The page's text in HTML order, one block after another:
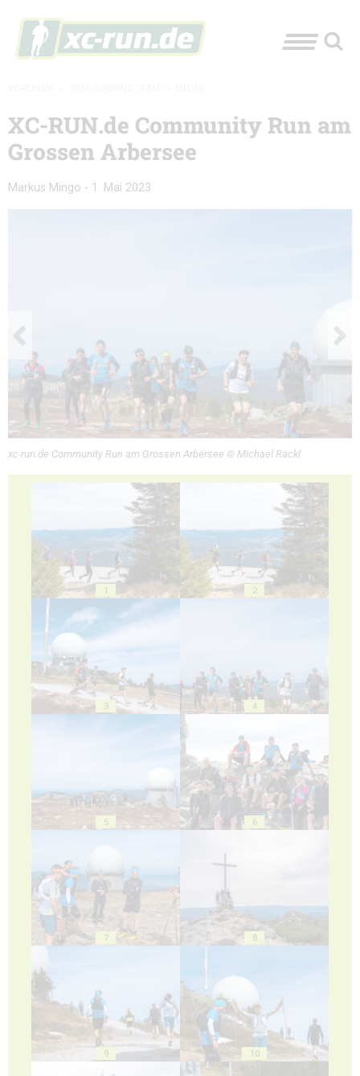
XC-RUN.de Community Run am
Grossen Arbersee
Markus Mingo - 1. Mai 2023
xc-run.de Community Run am Grossen Arbersee © Michael Rackl
1 2
3 4
5 6
7 8
9 10